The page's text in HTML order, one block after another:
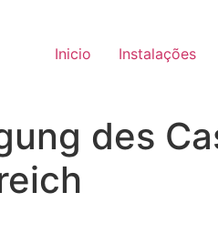
Inicio Instalações
des